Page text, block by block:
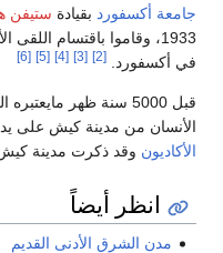
جامعة أكسفورد بقيادة ستيفن
1933، وقاموا باقتسام اللقى الأثرية بين شيكاغو
في أكسفورد.
[2]
[3]
[4]
[5]
[6]
قبل 5000 سنة ظهر
الأنسان من مدينة كيش على يد
الأكاديون وقد ذكرت مدينة
انظر أيضاً
مدن الشرق الأدنى القديم